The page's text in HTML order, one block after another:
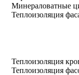
Минераловатные
Теплоизоляция
Теплоизоляция
Теплоизоляция